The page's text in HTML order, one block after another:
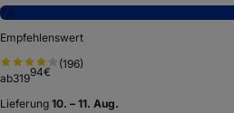
7,8
Empfehlenswert
(196)
ab31994€
Lieferung 10. – 11. Aug.